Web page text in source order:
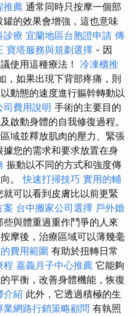
推薦 通常同時只按摩一個部
的效果會增強，這也意味
診療 宜蘭地區台胞證申請 傳
寶塔服務與規劃選擇 - 因
使用這種療法！ 冷凍櫃推
，如果出現下背部疼痛，則
動態的速度進行軀幹轉動以
司費用說明 手術的主要目的
啟動身體的自我修復過程。
域並釋放肌肉的壓力、緊張
您的需求和要求放置在身
振動以不同的方式和強度傳
向。快速打掃技巧 實用的輔
就可以看到皮膚比以前更緊
案 台中搬家公司選擇 戶外婚
些與體重過重作鬥爭的人來
摩後，治療區域可以薄幾毫
費用範圍 有助於扭轉日常
程 嘉義月子中心推薦 它能夠
平衡，改善身體機能，恢復
介紹 此外，它透過積極的生
業網路行銷策略顧問 有執照